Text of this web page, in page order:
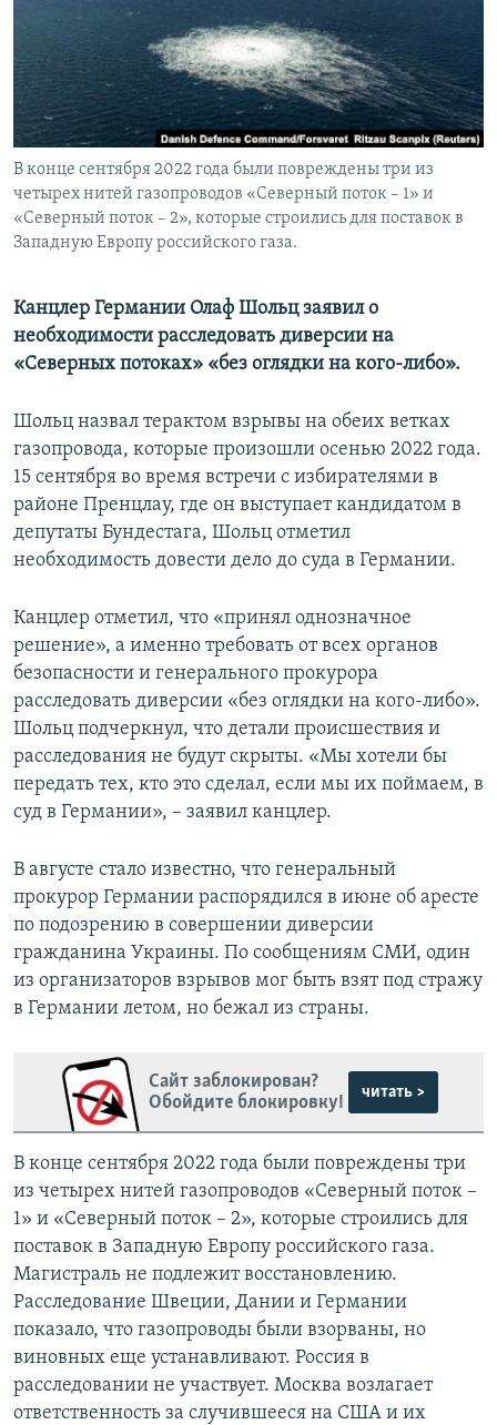
ПОБЕДИТЕЛЕЙ НЕ СУДЯТ?
КРЫМ.НЕПОКОРЕННЫЙ
ELIFBE
УКРАИНСКАЯ ПРОБЛЕМА КРЫМА
ПРИСОЕДИНЯЙТЕСЬ!
Все сайты RFE/RL
В конце сентября 2022 года были повреждены три из
четырех нитей газопроводов «Северный поток – 1» и
«Северный поток – 2», которые строились для поставок в
Западную Европу российского газа.
Канцлер Германии Олаф Шольц заявил о
необходимости расследовать диверсии на
«Северных потоках» «без оглядки на кого-либо».
Шольц назвал терактом взрывы на обеих ветках
газопровода, которые произошли осенью 2022 года.
15 сентября во время встречи с избирателями в
районе Пренцлау, где он выступает кандидатом в
депутаты Бундестага, Шольц отметил
необходимость довести дело до суда в Германии.
Канцлер отметил, что «принял однозначное
решение», а именно требовать от всех органов
безопасности и генерального прокурора
расследовать диверсии «без оглядки на кого-либо».
Шольц подчеркнул, что детали происшествия и
расследования не будут скрыты. «Мы хотели бы
передать тех, кто это сделал, если мы их поймаем, в
суд в Германии», – заявил канцлер.
В августе стало известно, что генеральный
прокурор Германии распорядился в июне об аресте
по подозрению в совершении диверсии
гражданина Украины. По сообщениям СМИ, один
из организаторов взрывов мог быть взят под стражу
в Германии летом, но бежал из страны.
Сайт заблокирован?
Обойдите блокировку!
читать >
В конце сентября 2022 года были повреждены три
из четырех нитей газопроводов «Северный поток –
1» и «Северный поток – 2», которые строились для
поставок в Западную Европу российского газа.
Магистраль не подлежит восстановлению.
Расследование Швеции, Дании и Германии
показало, что газопроводы были взорваны, но
виновных еще устанавливают. Россия в
расследовании не участвует. Москва возлагает
ответственность за случившееся на США и их